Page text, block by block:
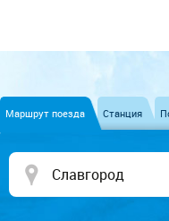
Маршрут поезда Станция